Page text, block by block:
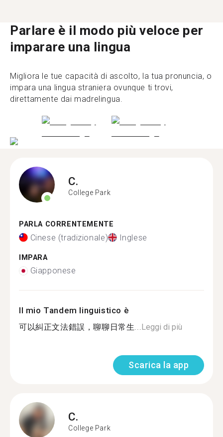
Parlare è il modo più veloce per
imparare una lingua
Migliora le tue capacità di ascolto, la tua pronuncia, o
impara una lingua straniera ovunque ti trovi,
direttamente dai madrelingua.
C.
College Park
PARLA CORRENTEMENTE
Cinese (tradizionale) Inglese
IMPARA
Giapponese
Il mio Tandem linguistico è
可以糾正文法錯誤，聊聊日常生...Leggi di più
Scarica la app
C.
College Park